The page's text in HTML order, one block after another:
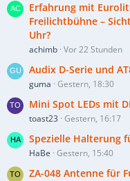
Erfahrung mit
Freilichtbühne –
Uhr?
achimb Vor 22 Stunden
Audix D-Serie und
guma Gestern, 18:30
Mini Spot LEDs mit
toast23 Gestern, 16:17
Spezielle Halterung
HaBe Gestern, 15:40
ZA-048 Antenne für